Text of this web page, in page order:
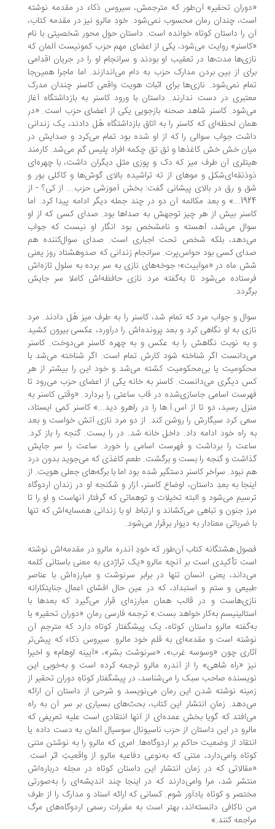
تحقیر» آن‌طور که مترجمش، سیروس ذکاء در مقدمه نوشته
چندان رمان محسوب نمی‌شود. خودِ مالرو نیز در مقدمه کتاب،
را داستان کوتاه خوانده است. داستان حول محور شخصیتی با نام
روایت می‌شود، یکی از اعضای مهم حزب کمونیست آلمان که
مدت‌ها در تعقیب او بودند و سرانجام او را در جریان اقدامی
از بین بردن مدارک حزب به دام می‌اندازند. اما ماجرا همین‌جا
نمی‌شود. نازی‌ها برای اثبات هویت واقعی کاسنر چندان مدرک
در دست ندارند. داستان با ورود کاسنر به بازداشتگاه آغاز
کاسنر شاهد صحنه بازجویی یکی از اعضای حزب است. «در
لحظه‌ای که کاسنر را به اتاق بازداشتگاه هُل دادند، یک زندانی
جواب سوالی را که از او شده بود تمام می‌کرد و صدایش در
خش خش کاغذها و تق تق چکمه افراد پلیس گم می‌شد. کارمند
آن طرف میز که دک و پوزی مثل دیگران داشت، با چهره‌ای
و موهای از ته تراشیده بالای گوش‌ها و کاکلی بور و
و رق در بالای پیشانی گفت: بخش آموزشی حزب... از کی؟ - از
1924...» و بعد مکالمه آن دو در چند جمله دیگر ادامه پیدا کرد. اما
بیش از هر چیز توجهش به صداها بود. صدای کسی که از او
می‌شد، آهسته و نامشخص بود انگار او نیست که جواب
بلکه شخص تحت اجباری است. صدای سوال‌کننده هم
کسی بود حواس‌پرت. سرانجام زندانی که صدوهشتاد روز یعنی
ماه در «موآبیت»؛ جوخه‌های نازی به سر برده به سلول تازه‌اش
می‌شود تا به‌گفته مرد نازی حافظه‌اش کاملا سر جایش
و جواب مرد که تمام شد، کاسنر را به طرف میز هُل دادند. مرد
به او نگاهی کرد و بعد پرونده‌اش را درآورد، عکسی بیرون کشید
نوبت نگاهش را به عکس و به چهره کاسنر می‌دوخت. کاسنر
اگر شناخته شود کارش تمام است. اگر شناخته می‌شد با
یا بی‌محکومیت کشته می‌شد و خود این را بیشتر از هر
دیگری می‌دانست. کاسنر به خانه یکی از اعضای حزب می‌رود تا
اسامی جاسازی‌شده در قاب ساعتی را بردارد. «وقتی کاسنر به
رسید، دو تا از اس.آ.ها را در راهرو دید...» کاسنر کمی ایستاد،
کرد سیگارش را روشن کند. از دو مرد نازی آتش خواست و بعد
راه خود ادامه داد. داخل خانه شد. در را بست. گنجه را باز کرد.
را برداشت و فهرست اسامی را خورد. ساعت را سر جایش
و گنجه را بست و برگشت. طعم کاغذی که می‌جوید بدون درد
نبود. سرآخر کاسنر دستگیر شده بود اما با برگه‌های جعلی هویت. از
به بعدِ داستان، اوضاع کاسنر، آزار و شکنجه او در زندان اردوگاه
می‌شود و البته تخیلات و توهماتی که گرفتار آنهاست و او را تا
جنون و تباهی می‌کشاند و ارتباط او با زندانی همسایه‌اش که تنها
ضرباتی معنادار به دیوار برقرار می‌شود.
هشتگانه کتاب آن‌طور که خودِ آندره مالرو در مقدمه‌اش نوشته
تأکیدی است بر آنچه مالرو «یک تراژدی به معنی باستانی کلمه
یعنی انسان تنها در برابر سرنوشت و مبارزه‌اش با عناصر
و ستم و استبداد، که در عین حال افشای اعمال جنایتکارانه
و در قالب همان مبارزه‌ای قرار می‌گیرد که بعدها با
به‌کار خواهد بست.» ترجمه فارسی رمانِ «دوران تحقیر» یا
مالرو داستان کوتاه، یک پیشگفتار کوتاه دارد که مترجم آن
است و مقدمه‌ای به قلم خود مالرو. سیروس ذکاء که پیش‌تر
چون «وسوسه غرب»، «سرنوشت بشر»، «آیینه اوهام» و اخیرا
«راه شاهی» را از آندره مالرو ترجمه کرده است و به‌خوبی این
صاحب‌ سبک را می‌شناسد، در پیشگفتار کوتاهِ دوران تحقیر از
نوشته شدن این رمان می‌نویسد و شرحی از داستان آن ارائه
زمانِ انتشار این کتاب، بحث‌های بسیاری بر سر آن به راه
که گویا بخش عمده‌ای از آنها انتقادی است علیه تعریفی که
در این داستان از حزب ناسیونال سوسیال آلمان به دست داده یا
از وضعیت حاکم بر اردوگاه‌ها. امری که مالرو را به نوشتن متنی
وامی‌دارد، متنی که به‌نوعی دفاعیه مالرو از واقعیتِ اثر است.
که در زمان انتشار این داستان کوتاه در مجله درباره‌اش
شد، مرا وامی‌دارند که در اینجا چند اندیشه‌ای را به‌صورتی
و کوتاه یادآور شوم. کسانی که ارائه اسناد و مدارک را از طرف
ناکافی دانسته‌اند، بهتر است به مقررات رسمی اردوگاه‌های مرگ
کنند.»